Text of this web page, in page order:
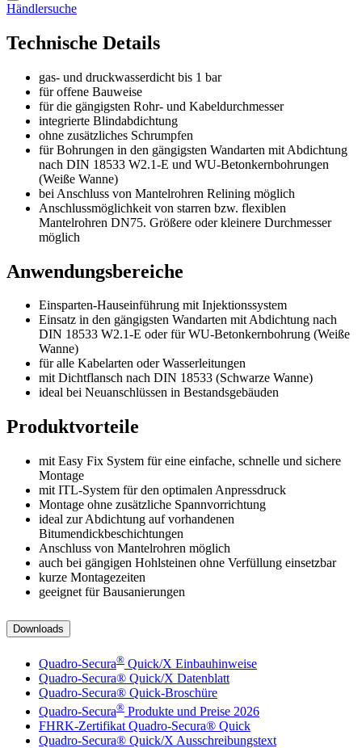
Händlersuche
Technische Details
gas- und druckwasserdicht bis 1 bar
für offene Bauweise
für die gängigsten Rohr- und Kabeldurchmesser
integrierte Blindabdichtung
ohne zusätzliches Schrumpfen
für Bohrungen in den gängigsten Wandarten mit Abdichtung
nach DIN 18533 W2.1-E und WU-Betonkernbohrungen
(Weiße Wanne)
bei Anschluss von Mantelrohren Relining möglich
Anschlussmöglichkeit von starren bzw. flexiblen
Mantelrohren DN75. Größere oder kleinere Durchmesser
möglich
Anwendungsbereiche
Einsparten-Hauseinführung mit Injektionssystem
Einsatz in den gängigsten Wandarten mit Abdichtung nach
DIN 18533 W2.1-E oder für WU-Betonkernbohrung (Weiße
Wanne)
für alle Kabelarten oder Wasserleitungen
mit Dichtflansch nach DIN 18533 (Schwarze Wanne)
ideal bei Neuanschlüssen in Bestandsgebäuden
Produktvorteile
mit Easy Fix System für eine einfache, schnelle und sichere
Montage
mit ITL-System für den optimalen Anpressdruck
Montage ohne zusätzliche Spannvorrichtung
ideal zur Abdichtung auf vorhandenen
Bitumendickbeschichtungen
Anschluss von Mantelrohren möglich
auch bei gängigen Hohlsteinen ohne Verfüllung einsetzbar
kurze Montagezeiten
geeignet für Bausanierungen
Downloads
Quadro-Secura® Quick/X Einbauhinweise
Quadro-Secura® Quick/X Datenblatt
Quadro-Secura® Quick-Broschüre
Quadro-Secura® Produkte und Preise 2026
FHRK-Zertifikat Quadro-Secura® Quick
Quadro-Secura® Quick/X Ausschreibungstext